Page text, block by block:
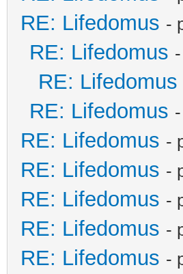
RE: Lifedomus -
RE: Lifedomus
RE: Lifedomus
RE: Lifedomus
RE: Lifedomus -
RE: Lifedomus -
RE: Lifedomus -
RE: Lifedomus -
RE: Lifedomus -